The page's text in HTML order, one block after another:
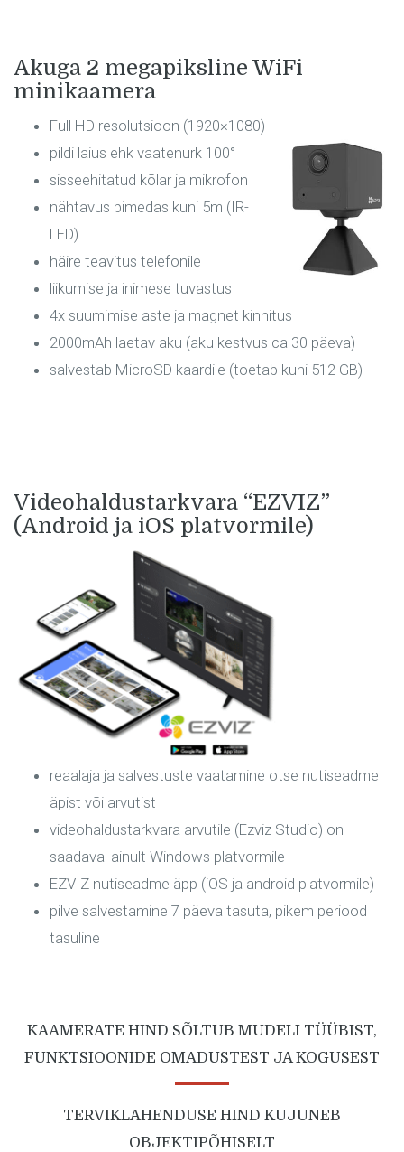
Akuga 2 megapiksline WiFi
minikaamera
Full HD resolutsioon (1920×1080)
pildi laius ehk vaatenurk 100°
sisseehitatud kõlar ja mikrofon
nähtavus pimedas kuni 5m (IR-
LED)
häire teavitus telefonile
liikumise ja inimese tuvastus
4x suumimise aste ja magnet kinnitus
2000mAh laetav aku (aku kestvus ca 30 päeva)
salvestab MicroSD kaardile (toetab kuni 512 GB)
Videohaldustarkvara “EZVIZ”
(Android ja iOS platvormile)
reaalaja ja salvestuste vaatamine otse nutiseadme
äpist või arvutist
videohaldustarkvara arvutile (Ezviz Studio) on
saadaval ainult Windows platvormile
EZVIZ nutiseadme äpp (iOS ja android platvormile)
pilve salvestamine 7 päeva tasuta, pikem periood
tasuline
KAAMERATE HIND SÕLTUB MUDELI TÜÜBIST,
FUNKTSIOONIDE OMADUSTEST JA KOGUSEST
TERVIKLAHENDUSE HIND KUJUNEB
OBJEKTIPÕHISELT